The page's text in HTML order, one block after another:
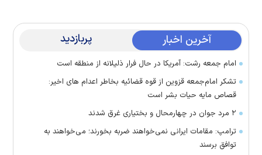
آخرین اخبار پربازدید
امام جمعه رشت: آمریکا در حال فرار ذلیلانه از منطقه است
تشکر امام‌جمعه قزوین از قوه قضائیه بخاطر اعدام های اخیر:
قصاص مایه حیات بشر است
۲ مرد جوان در چهارمحال و بختیاری غرق شدند
ترامپ: مقامات ایرانی نمی‌خواهند ضربه بخورند؛ می‌خواهند به
توافق برسند